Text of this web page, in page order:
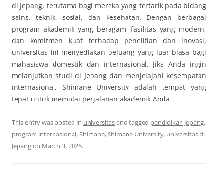
di Jepang, terutama bagi mereka yang tertarik pada bidang
sains, teknik, sosial, dan kesehatan. Dengan berbagai
program akademik yang beragam, fasilitas yang modern,
dan komitmen kuat terhadap penelitian dan inovasi,
universitas ini menyediakan peluang yang luar biasa bagi
mahasiswa domestik dan internasional. Jika Anda ingin
melanjutkan studi di Jepang dan menjelajahi kesempatan
internasional, Shimane University adalah tempat yang
tepat untuk memulai perjalanan akademik Anda.
This entry was posted in universitasand tagged pendidikan Jepang,
program internasional,Shimane,Shimane University, universitas di
Jepangon March 3, 2025.